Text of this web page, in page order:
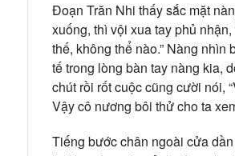
Đoạn Trăn Nhi thấy sắc mặt
xuống, thì vội xua tay phủ nhận,
thế, không thể nào.” Nàng nhìn
tế trong lòng bàn tay nàng kia,
chút rồi rốt cuộc cũng cười
Vậy cô nương bôi thử cho ta
Tiếng bước chân ngoài cửa